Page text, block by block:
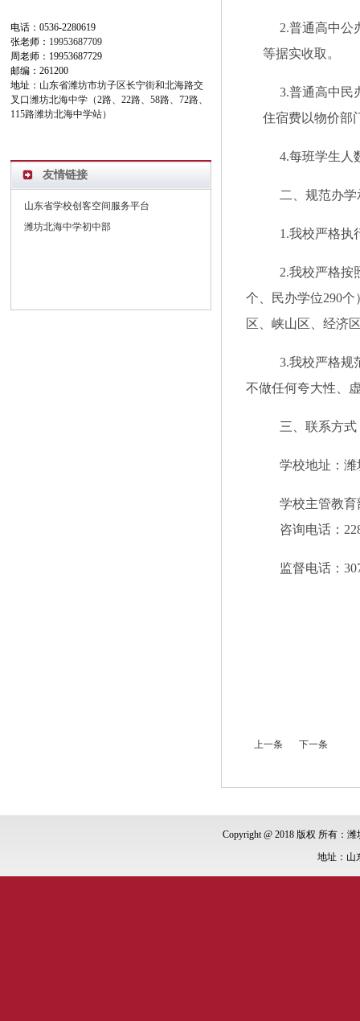
2.普通高中公
等据实收取。
3.普通高中民
住宿费以物价部
4.每班学生人
二、规范办学
1.我校严格执
2.我校严格按
个、民办学位290个
区、峡山区、经济
3.我校严格规
不做任何夸大性、
三、联系方式
学校地址：
学校主管教
咨询电话：
监督电话：
上一条 下一条
电话：0536-2280619
张老师： 19953687709
周老师：19953687729
邮编：261200
地址： 山东省潍坊市坊子区长宁街和北海路交
叉口潍坊北海中学（2路、22路、58路、72路、
115路潍坊北海中学站）
友情链接
山东省学校创客空间服务平台
潍坊北海中学初中部
Copyright @ 2018 版权 所有：
地址：山